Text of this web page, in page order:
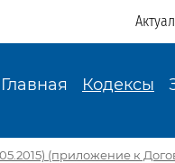
Главная Кодексы
(приложение к